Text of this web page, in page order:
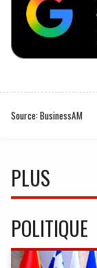
Source: BusinessAM
PLUS
POLITIQUE